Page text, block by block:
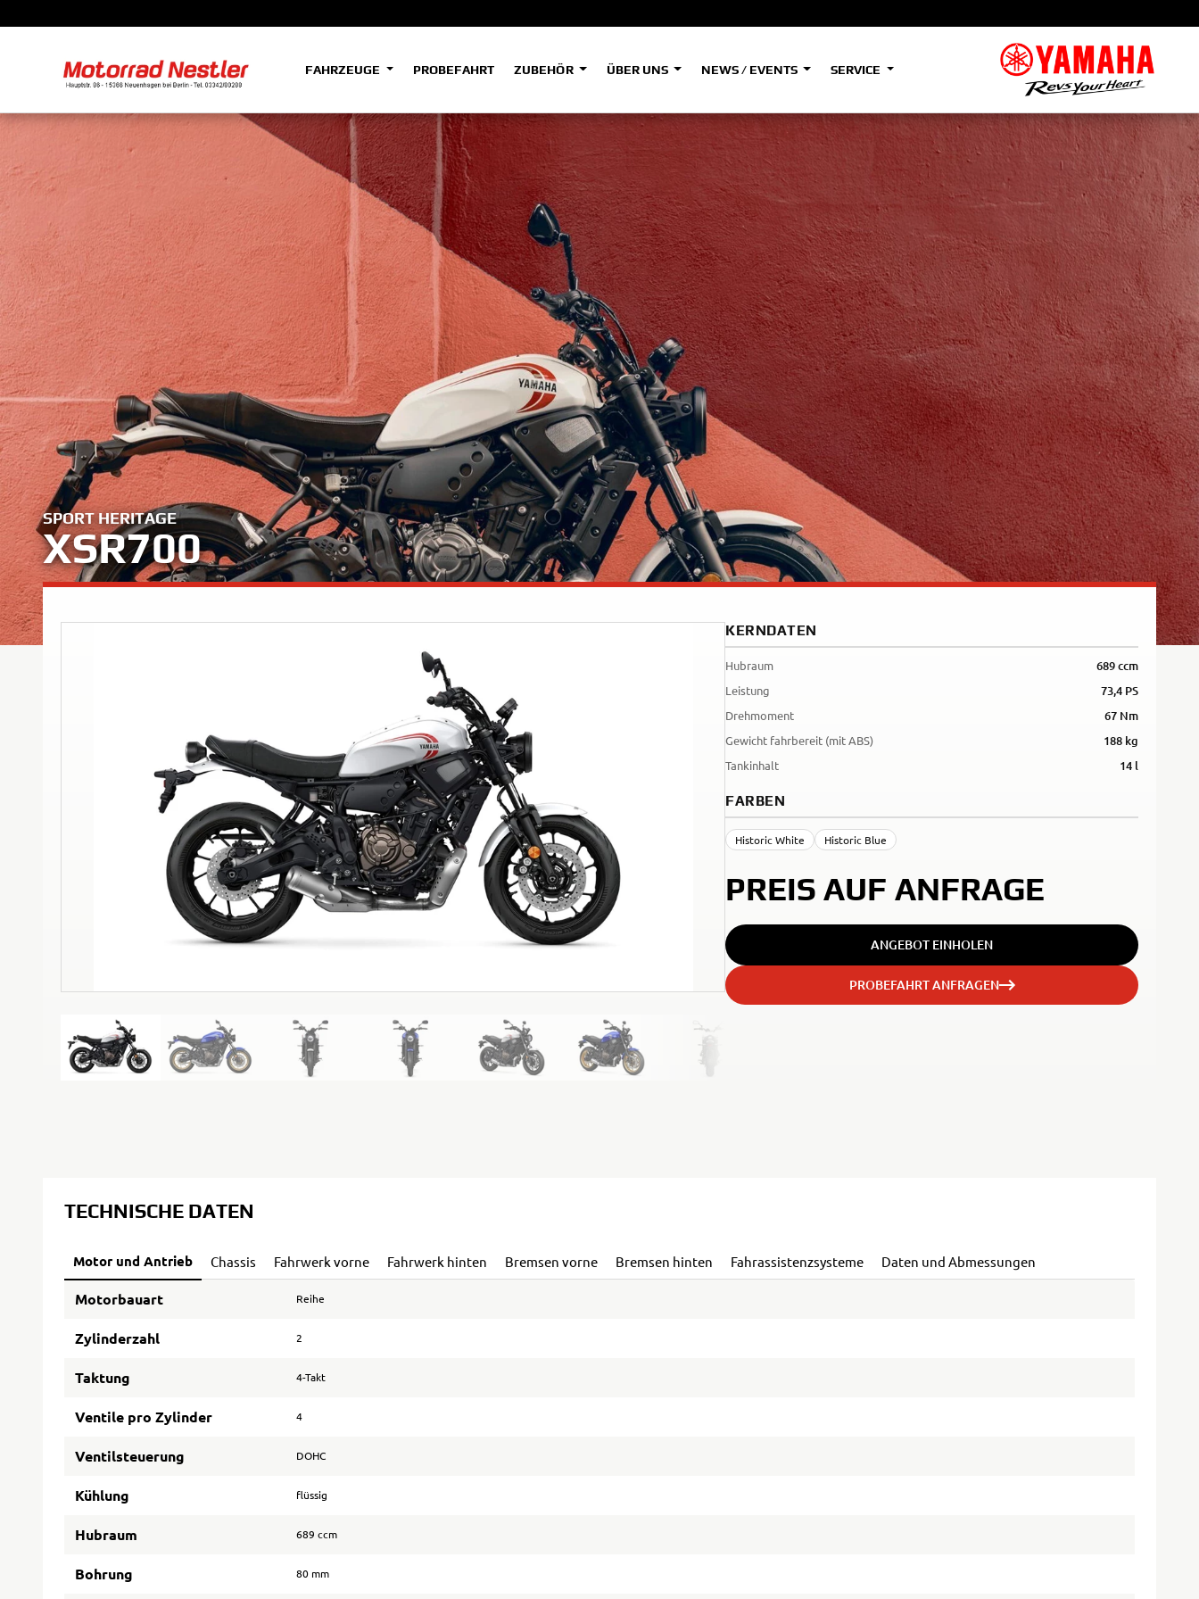
FAHRZEUGE
HYPER NAKED
SPORT HERITAGE
SPORT TOURING
SUPERSPORT
Tenere
700
Tenere
(Low)
Tenere
700
35kW
A2
Tenere
700
35kW
A
Tenere
700
Rally
A2
Tenere
700
Rally
35kW
A
Tenere
700
World
Raid
A1
WR125R
PROBEFAHRT ZUBEHÖR ÜBER UNS NEWS / EVENTS SERVICE
SPORT HERITAGE
XSR700
KERNDATEN
Hubraum 689 ccm
Leistung 73,4 PS
Drehmoment 67 Nm
Gewicht fahrbereit (mit ABS) 188 kg
Tankinhalt 14 l
FARBEN
Historic White Historic Blue
PREIS AUF ANFRAGE
ANGEBOT EINHOLEN
PROBEFAHRT ANFRAGEN
TECHNISCHE DATEN
Motor und Antrieb Chassis Fahrwerk vorne Fahrwerk hinten Bremsen vorne Bremsen hinten Fahrassistenzsysteme Daten und Abmessungen
Motorbauart Reihe
Zylinderzahl 2
Taktung 4-Takt
Ventile pro Zylinder 4
Ventilsteuerung DOHC
Kühlung flüssig
Hubraum 689 ccm
Bohrung 80 mm